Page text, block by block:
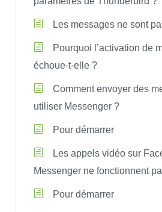
Les messages ne sont
Pourquoi l’activation de
échoue-t-elle ?
Comment envoyer des
utiliser Messenger ?
Pour démarrer
Les appels vidéo sur
Messenger ne fonctionnent
Pour démarrer